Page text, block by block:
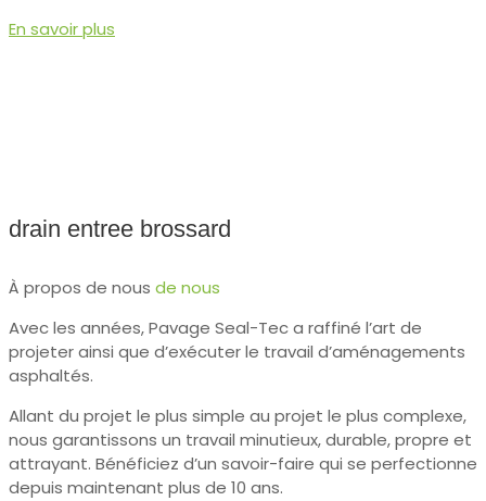
En savoir plus
drain entree brossard
À propos de nous de nous
Avec les années, Pavage Seal-Tec a raffiné l’art de
projeter ainsi que d’exécuter le travail d’aménagements
asphaltés.
Allant du projet le plus simple au projet le plus complexe,
nous garantissons un travail minutieux, durable, propre et
attrayant. Bénéficiez d’un savoir-faire qui se perfectionne
depuis maintenant plus de 10 ans.